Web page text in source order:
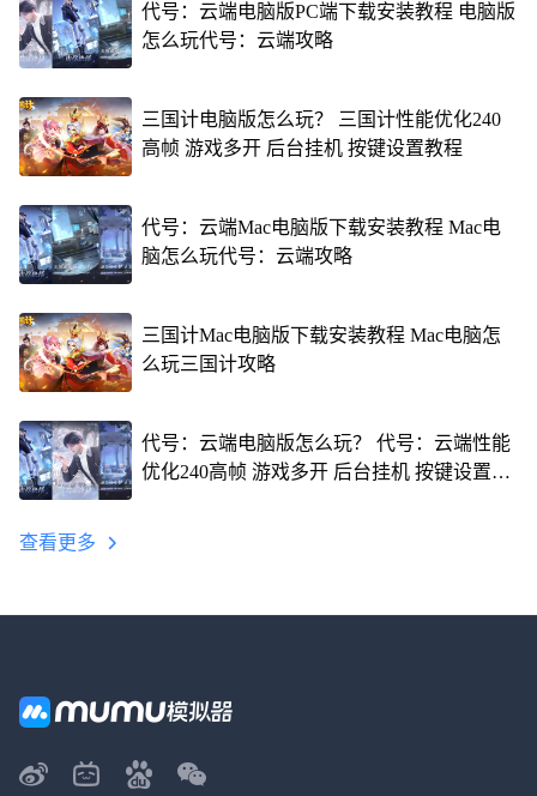
代号：云端电脑版PC端下载安装教程 电脑版
怎么玩代号：云端攻略
三国计电脑版怎么玩？ 三国计性能优化240
高帧 游戏多开 后台挂机 按键设置教程
代号：云端Mac电脑版下载安装教程 Mac电
脑怎么玩代号：云端攻略
三国计Mac电脑版下载安装教程 Mac电脑怎
么玩三国计攻略
代号：云端电脑版怎么玩？ 代号：云端性能
优化240高帧 游戏多开 后台挂机 按键设置教
查看更多